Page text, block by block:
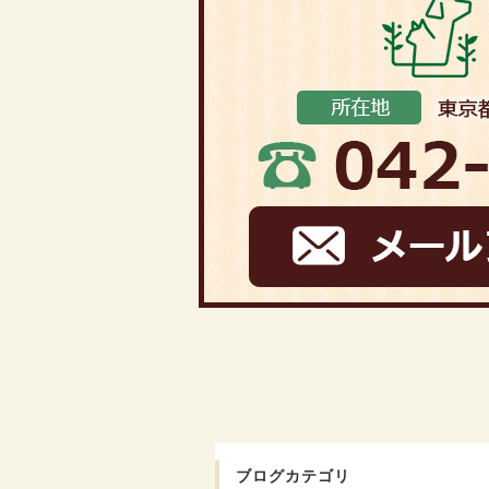
ブログカテゴリ